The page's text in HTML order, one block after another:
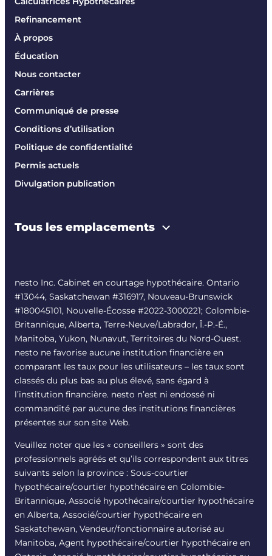
Refinancement
À propos
Éducation
Nous contacter
Carrières
Communiqué de presse
Conditions d’utilisation
Politique de confidentialité
Permis actuels
Divulgation publication
Tous les emplacements
nesto Inc. Cabinet en courtage hypothécaire. Ontario
#13044, Saskatchewan #316917, Nouveau-Brunswick
#180045101, Nouvelle-Écosse #2022-3000221; Colombie-
Britannique, Alberta, Terre-Neuve/Labrador, Î.-P.-É.,
Manitoba, Yukon, Nunavut, Territoires du Nord-Ouest.
nesto ne favorise aucune institution financière en
comparant les taux pour les utilisateurs – les taux sont
classés du plus bas au plus élevé, sans égard à
l’institution financière. nesto n’est ni endossé ni
commandité par aucune des institutions financières
présentes sur son site Web.
Veuillez noter que les « conseillers » sont des
professionnels agréés et qu’ils correspondent aux titres
suivants selon la province : Sous-courtier
hypothécaire/courtier hypothécaire en Colombie-
Britannique, Associé hypothécaire/courtier hypothécaire
en Alberta, Associé/courtier hypothécaire en
Saskatchewan, Vendeur/fonctionnaire autorisé au
Manitoba, Agent hypothécaire/courtier hypothécaire en